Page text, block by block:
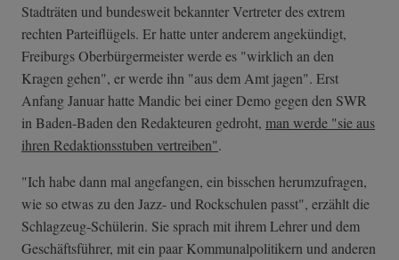
Stadträten und bundesweit bekannter Vertreter des extrem
rechten Parteiflügels. Er hatte unter anderem angekündigt,
Freiburgs Oberbürgermeister werde es "wirklich an den
Kragen gehen", er werde ihn "aus dem Amt jagen". Erst
Anfang Januar hatte Mandic bei einer Demo gegen den SWR
in Baden-Baden den Redakteuren gedroht, man werde "sie aus
ihren Redaktionsstuben vertreiben".
"Ich habe dann mal angefangen, ein bisschen herumzufragen,
wie so etwas zu den Jazz- und Rockschulen passt", erzählt die
Schlagzeug-Schülerin. Sie sprach mit ihrem Lehrer und dem
Geschäftsführer, mit ein paar Kommunalpolitikern und anderen